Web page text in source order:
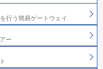
行う簡易ゲートウェイ
ー